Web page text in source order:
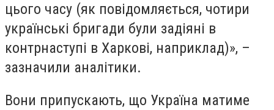
цього часу (як повідомляється, чотири
українські бригади були задіяні в
контрнаступі в Харкові, наприклад)», –
зазначили аналітики.
Вони припускають, що Україна матиме